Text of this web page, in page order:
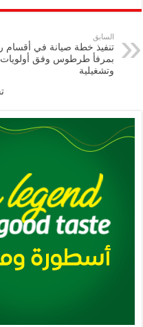
p
y
Li
n
eb
k
tt
er
nt
السابق
تنفيذ خطة صيانة في أقسام
بمرفأ طرطوس وفق أولويات
وتشغيلية